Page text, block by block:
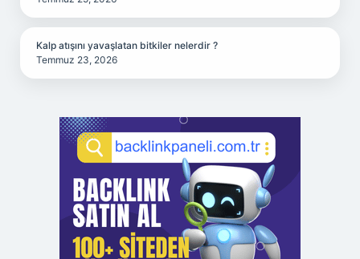
Kalp atışını yavaşlatan bitkiler nelerdir ?
Temmuz 23, 2026